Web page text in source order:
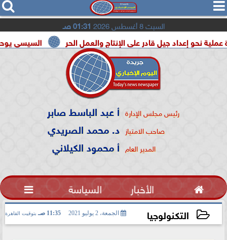
  
السبت 8 أغسطس 2026 01:31 صـ
السيسي يوحد السودان جيل قادر على الإنتاج والعمل الحر
رئيس مجلس الإدارة أ عبد الباسط صابر
صاحب الامتياز د. محمد الصريدي
المدير العام أ محمود الكيلاني
 الأخبار السياسة 
التكنولوجيا الجمعة، 2 يوليو 2021 11:35 صـ بتوقيت القاهرة